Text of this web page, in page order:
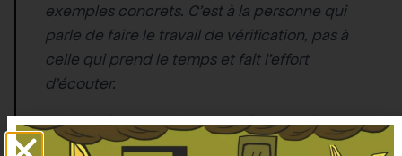
exemples concrets. C’est à la personne qui
parle de faire le travail de vérification, pas à
celle qui prend le temps et fait l’effort
d’écouter.
Evitez le jargon et les mots très abstraits.
Sauf si discussion entre initié(e)s, partez du